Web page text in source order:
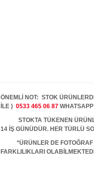
ÖNEMLİ NOT: STOK
İLE ) 0533 465 06 87
STOKTA TÜKENEN
14 İŞ GÜNÜDÜR. HER TÜRLÜ
*ÜRÜNLER DE
FARKLILIKLARI